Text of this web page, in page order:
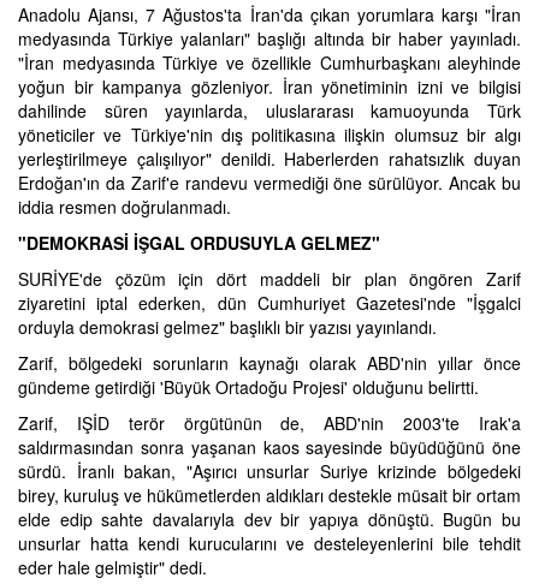
Anadolu Ajansı, 7 Ağustos'ta İran'da çıkan yorumlara karşı "İran
medyasında Türkiye yalanları" başlığı altında bir haber yayınladı.
"İran medyasında Türkiye ve özellikle Cumhurbaşkanı aleyhinde
yoğun bir kampanya gözleniyor. İran yönetiminin izni ve bilgisi
dahilinde süren yayınlarda, uluslararası kamuoyunda Türk
yöneticiler ve Türkiye'nin dış politikasına ilişkin olumsuz bir algı
yerleştirilmeye çalışılıyor" denildi. Haberlerden rahatsızlık duyan
Erdoğan'ın da Zarif'e randevu vermediği öne sürülüyor. Ancak bu
iddia resmen doğrulanmadı.
"DEMOKRASİ İŞGAL ORDUSUYLA GELMEZ"
SURİYE'de çözüm için dört maddeli bir plan öngören Zarif
ziyaretini iptal ederken, dün Cumhuriyet Gazetesi'nde "İşgalci
orduyla demokrasi gelmez" başlıklı bir yazısı yayınlandı.
Zarif, bölgedeki sorunların kaynağı olarak ABD'nin yıllar önce
gündeme getirdiği 'Büyük Ortadoğu Projesi' olduğunu belirtti.
Zarif, IŞİD terör örgütünün de, ABD'nin 2003'te Irak'a
saldırmasından sonra yaşanan kaos sayesinde büyüdüğünü öne
sürdü. İranlı bakan, "Aşırıcı unsurlar Suriye krizinde bölgedeki
birey, kuruluş ve hükümetlerden aldıkları destekle müsait bir ortam
elde edip sahte davalarıyla dev bir yapıya dönüştü. Bugün bu
unsurlar hatta kendi kurucularını ve desteleyenlerini bile tehdit
eder hale gelmiştir" dedi.